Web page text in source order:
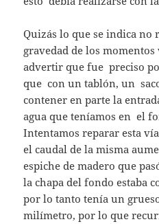
Quizás lo que se indica no
gravedad de los
advertir que fue preciso
que con un tablón, un
contener en parte la
agua que teníamos en el
Intentamos reparar esta
el caudal de la misma
espiche de madero que
la chapa del fondo estaba
por lo tanto tenía un
milímetro, por lo que